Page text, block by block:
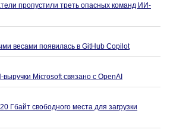
пропустили треть опасных команд ИИ-
весами появилась в GitHub Copilot
Microsoft связано с OpenAI
Гбайт свободного места для загрузки